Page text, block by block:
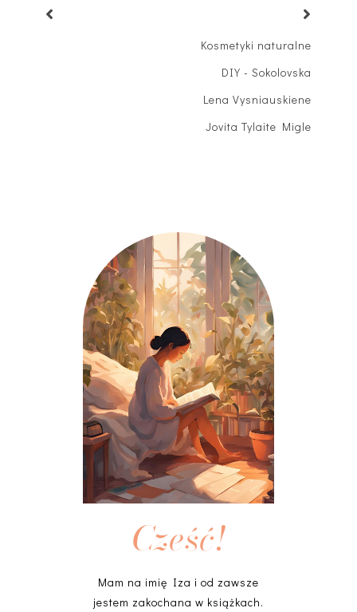
Kosmetyki naturalne
DIY - Sokolovska
Lena Vysniauskiene
Jovita Tylaite Migle
Cześć!
Mam na imię Iza i od zawsze
jestem zakochana w książkach.